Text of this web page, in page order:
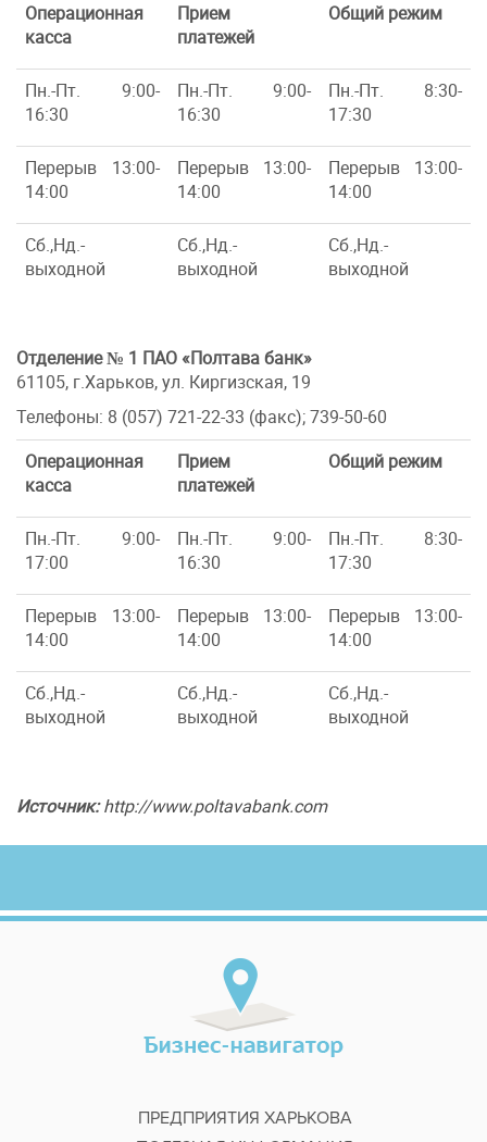
Операционная
касса
Прием
платежей
Общий режим
Пн.-Пт. 9:00-
16:30
Пн.-Пт. 9:00-
16:30
Пн.-Пт. 8:30-
17:30
Перерыв 13:00-
14:00
Перерыв 13:00-
14:00
Перерыв 13:00-
14:00
Сб.,Нд.-
выходной
Сб.,Нд.-
выходной
Сб.,Нд.-
выходной
Отделение № 1 ПАО «Полтава банк»
61105, г.Харьков, ул. Киргизская, 19
Телефоны: 8 (057) 721-22-33 (факс); 739-50-60
Операционная
касса
Прием
платежей
Общий режим
Пн.-Пт. 9:00-
17:00
Пн.-Пт. 9:00-
16:30
Пн.-Пт. 8:30-
17:30
Перерыв 13:00-
14:00
Перерыв 13:00-
14:00
Перерыв 13:00-
14:00
Сб.,Нд.-
выходной
Сб.,Нд.-
выходной
Сб.,Нд.-
выходной
Источник:http://www.poltavabank.com
ПРЕДПРИЯТИЯ ХАРЬКОВА